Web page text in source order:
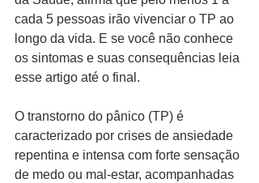
cada 5 pessoas irão vivenciar o TP ao
longo da vida. E se você não conhece
os sintomas e suas consequências leia
esse artigo até o final.
O transtorno do pânico (TP) é
caracterizado por crises de ansiedade
repentina e intensa com forte sensação
de medo ou mal-estar, acompanhadas